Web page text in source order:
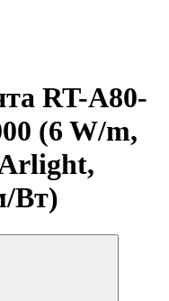
RT-A80-
(6 W/m,
Вт)